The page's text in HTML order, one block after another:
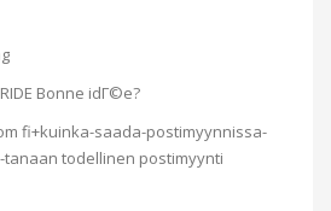
Bonne idГ©e?
fi+kuinka-saada-postimyynnissa-
todellinen postimyynti